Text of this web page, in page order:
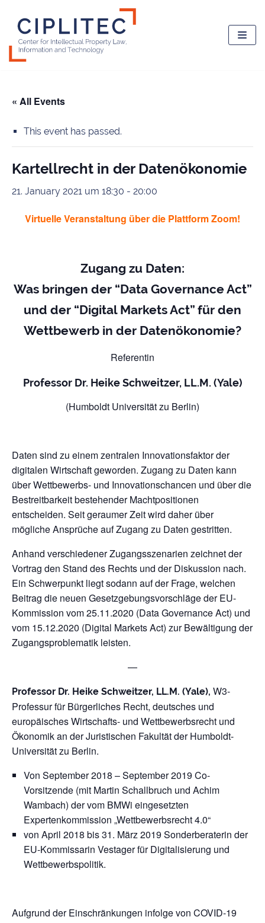
to
content
« All Events
This event has passed.
Kartellrecht in der Datenökonomie
21. January 2021 um 18:30 - 20:00
Virtuelle Veranstaltung über die Plattform Zoom!
Zugang zu Daten:
Was bringen der “Data Governance Act”
und der “Digital Markets Act” für den
Wettbewerb in der Datenökonomie?
Referentin
Professor Dr. Heike Schweitzer, LL.M. (Yale)
(Humboldt Universität zu Berlin)
Daten sind zu einem zentralen Innovationsfaktor der
digitalen Wirtschaft geworden. Zugang zu Daten kann
über Wettbewerbs- und Innovationschancen und über die
Bestreitbarkeit bestehender Machtpositionen
entscheiden. Seit geraumer Zeit wird daher über
mögliche Ansprüche auf Zugang zu Daten gestritten.
Anhand verschiedener Zugangsszenarien zeichnet der
Vortrag den Stand des Rechts und der Diskussion nach.
Ein Schwerpunkt liegt sodann auf der Frage, welchen
Beitrag die neuen Gesetzgebungsvorschläge der EU-
Kommission vom 25.11.2020 (Data Governance Act) und
vom 15.12.2020 (Digital Markets Act) zur Bewältigung der
Zugangsproblematik leisten.
—
Professor Dr. Heike Schweitzer, LL.M. (Yale), W3-
Professur für Bürgerliches Recht, deutsches und
europäisches Wirtschafts- und Wettbewerbsrecht und
Ökonomik an der Juristischen Fakultät der Humboldt-
Universität zu Berlin.
Von September 2018 – September 2019 Co-
Vorsitzende (mit Martin Schallbruch und Achim
Wambach) der vom BMWi eingesetzten
Expertenkommission „Wettbewerbsrecht 4.0“
von April 2018 bis 31. März 2019 Sonderberaterin der
EU-Kommissarin Vestager für Digitalisierung und
Wettbewerbspolitik.
Aufgrund der Einschränkungen infolge von COVID-19